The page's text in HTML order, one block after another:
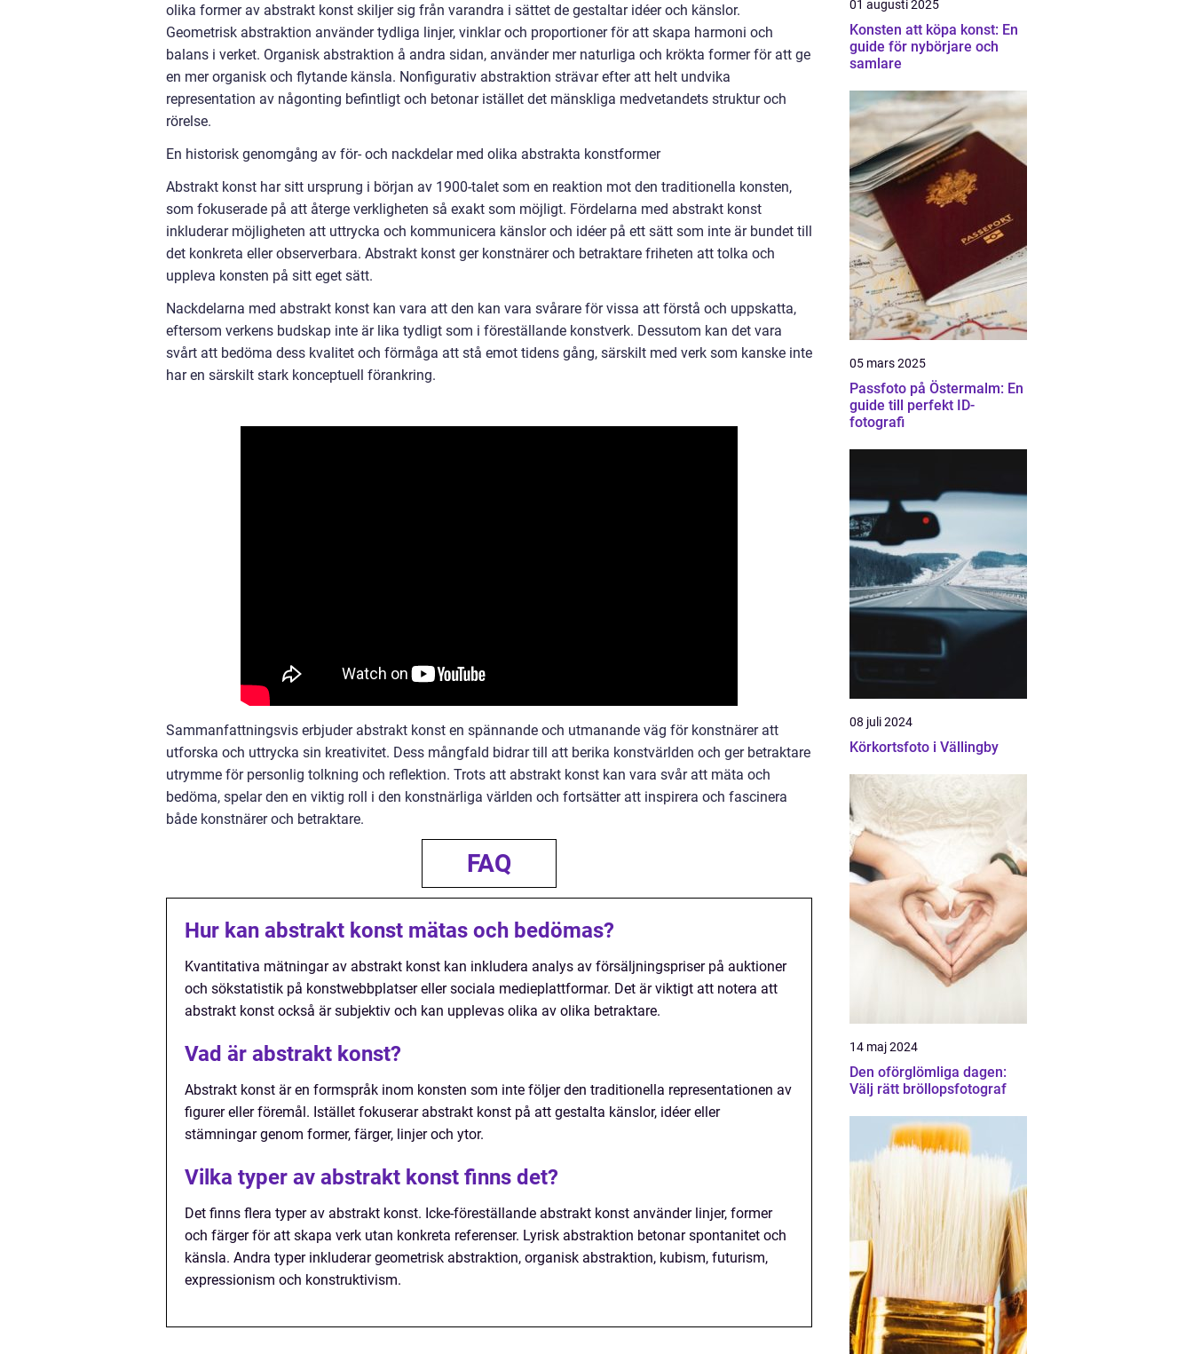
olika former av abstrakt konst skiljer sig från varandra i sättet de gestaltar idéer och känslor.
Geometrisk abstraktion använder tydliga linjer, vinklar och proportioner för att skapa harmoni och
balans i verket. Organisk abstraktion å andra sidan, använder mer naturliga och krökta former för att ge
en mer organisk och flytande känsla. Nonfigurativ abstraktion strävar efter att helt undvika
representation av någonting befintligt och betonar istället det mänskliga medvetandets struktur och
rörelse.
En historisk genomgång av för- och nackdelar med olika abstrakta konstformer
Abstrakt konst har sitt ursprung i början av 1900-talet som en reaktion mot den traditionella konsten,
som fokuserade på att återge verkligheten så exakt som möjligt. Fördelarna med abstrakt konst
inkluderar möjligheten att uttrycka och kommunicera känslor och idéer på ett sätt som inte är bundet till
det konkreta eller observerbara. Abstrakt konst ger konstnärer och betraktare friheten att tolka och
uppleva konsten på sitt eget sätt.
Nackdelarna med abstrakt konst kan vara att den kan vara svårare för vissa att förstå och uppskatta,
eftersom verkens budskap inte är lika tydligt som i föreställande konstverk. Dessutom kan det vara
svårt att bedöma dess kvalitet och förmåga att stå emot tidens gång, särskilt med verk som kanske inte
har en särskilt stark konceptuell förankring.
Sammanfattningsvis erbjuder abstrakt konst en spännande och utmanande väg för konstnärer att
utforska och uttrycka sin kreativitet. Dess mångfald bidrar till att berika konstvärlden och ger betraktare
utrymme för personlig tolkning och reflektion. Trots att abstrakt konst kan vara svår att mäta och
bedöma, spelar den en viktig roll i den konstnärliga världen och fortsätter att inspirera och fascinera
både konstnärer och betraktare.
FAQ
Hur kan abstrakt konst mätas och bedömas?
Kvantitativa mätningar av abstrakt konst kan inkludera analys av försäljningspriser på auktioner
och sökstatistik på konstwebbplatser eller sociala medieplattformar. Det är viktigt att notera att
abstrakt konst också är subjektiv och kan upplevas olika av olika betraktare.
Vad är abstrakt konst?
Abstrakt konst är en formspråk inom konsten som inte följer den traditionella representationen av
figurer eller föremål. Istället fokuserar abstrakt konst på att gestalta känslor, idéer eller
stämningar genom former, färger, linjer och ytor.
Vilka typer av abstrakt konst finns det?
Det finns flera typer av abstrakt konst. Icke-föreställande abstrakt konst använder linjer, former
och färger för att skapa verk utan konkreta referenser. Lyrisk abstraktion betonar spontanitet och
känsla. Andra typer inkluderar geometrisk abstraktion, organisk abstraktion, kubism, futurism,
expressionism och konstruktivism.
01 augusti 2025
Konsten att köpa konst: En
guide för nybörjare och
samlare
05 mars 2025
Passfoto på Östermalm: En
guide till perfekt ID-
fotografi
08 juli 2024
Körkortsfoto i Vällingby
14 maj 2024
Den oförglömliga dagen:
Välj rätt bröllopsfotograf